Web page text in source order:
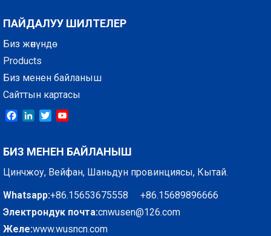
ПАЙДАЛУУ ШИЛТЕЛЕР
Биз жөнүндө
Products
Биз менен байланыш
Сайттын картасы
Facebook
LinkedIn
Twitter
БИЗ МЕНЕН БАЙЛАНЫШ
Цинчжоу, Вейфан, Шаньдун провинциясы, Кытай.
Whatsapp:+86.15653675558 +86.15689896666
Электрондук почта:cnwusen@126.com
Желе:www.wusncn.com